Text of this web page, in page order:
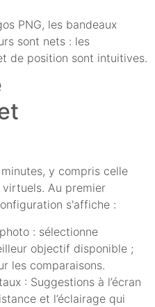
PNG, les bandeaux
sont nets : les
de position sont intuitives.
y compris celle
Au premier
s'affiche :
: sélectionne
objectif disponible ;
les comparaisons.
: Suggestions à l’écran
et l’éclairage qui